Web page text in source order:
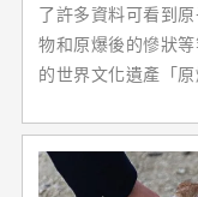
了許多資料可看到
物和原爆後的慘狀
的世界文化遺產「